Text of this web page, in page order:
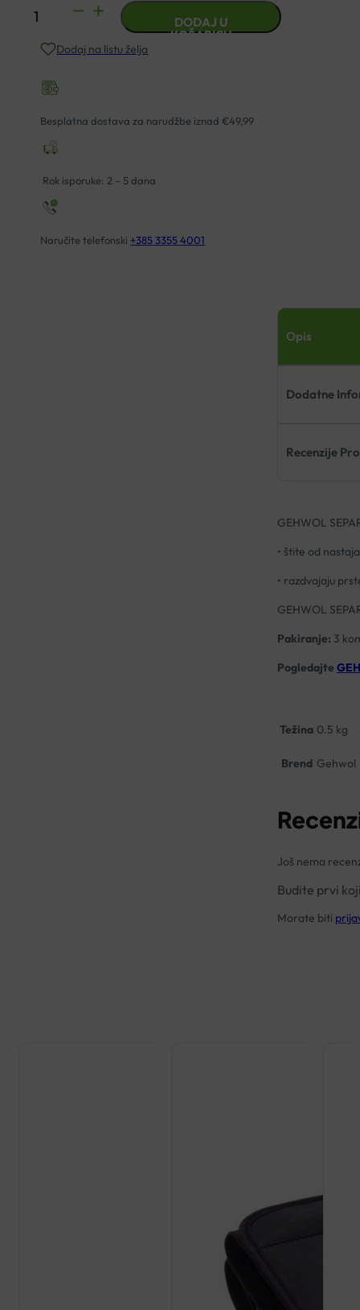
GEHWOL
SILIKONSKI
PRSTE
VELIČINA
količina
DODAJ U
KOŠARICU
Dodaj na listu želja
Besplatna dostava za narudžbe iznad €49,99
Rok isporuke: 2 – 5 dana
Naručite telefonski +385 3355 4001
Opis
Dodatne
Recenzije
GEHWOL
• štite od
• razdvajaju
GEHWOL
Pakiranje: 3
Pogledajte
Težina 0.5 kg
Brend Gehwol
Još nema
Budite prvi
Morate biti